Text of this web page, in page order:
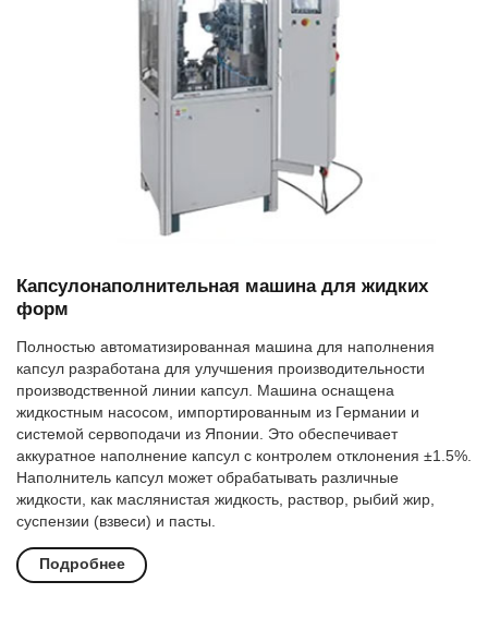
Капсулонаполнительная машина для жидких
форм
Полностью автоматизированная машина для наполнения
капсул разработана для улучшения производительности
производственной линии капсул. Машина оснащена
жидкостным насосом, импортированным из Германии и
системой сервоподачи из Японии. Это обеспечивает
аккуратное наполнение капсул с контролем отклонения ±1.5%.
Наполнитель капсул может обрабатывать различные
жидкости, как маслянистая жидкость, раствор, рыбий жир,
суспензии (взвеси) и пасты.
Подробнее